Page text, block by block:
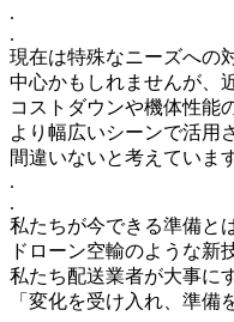
.
.
現在は特殊なニーズへの
中心かもしれませんが、
コストダウンや機体性能
より幅広いシーンで活用
間違いないと考えていま
.
.
私たちが今できる準備と
ドローン空輸のような新
私たち配送業者が大事に
「変化を受け入れ、準備